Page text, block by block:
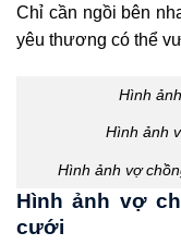
Chỉ cần ngồi bên
yêu thương có thể
Hình
Hình ảnh
Hình ảnh vợ
Hình ảnh vợ
cưới